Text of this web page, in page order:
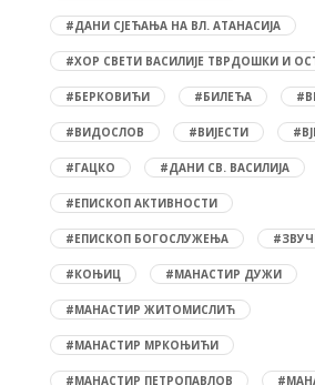
#ДАНИ СЈЕЋАЊА НА ВЛ. АТАНАСИЈА
#ХОР СВЕТИ ВАСИЛИЈЕ ТВРДОШКИ И
#БЕРКОВИЋИ #БИЛЕЋА
#ВИДОСЛОВ #ВИЈЕСТИ
#ГАЦКО #ДАНИ СВ. ВАСИЛИЈА
#ЕПИСКОП АКТИВНОСТИ
#ЕПИСКОП БОГОСЛУЖЕЊА
#КОЊИЦ #МАНАСТИР ДУЖИ
#МАНАСТИР ЖИТОМИСЛИЋ
#МАНАСТИР МРКОЊИЋИ
#МАНАСТИР ПЕТРОПАВЛОВ